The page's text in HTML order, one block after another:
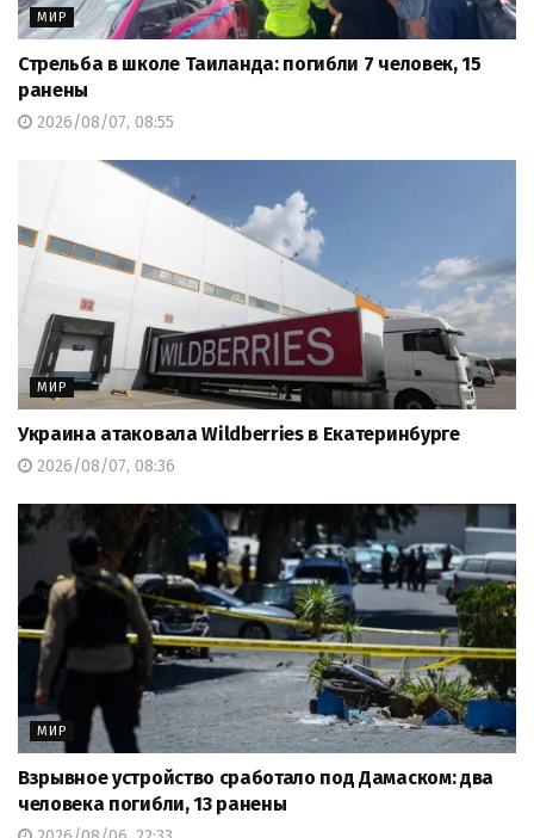
МИР
Стрельба в школе Таиланда: погибли 7 человек, 15
ранены
2026/08/07, 08:55
МИР
Украина атаковала Wildberries в Екатеринбурге
2026/08/07, 08:36
МИР
Взрывное устройство сработало под Дамаском: два
человека погибли, 13 ранены